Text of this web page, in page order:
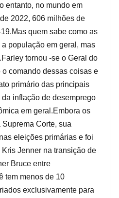
entanto, no mundo em
2022, 606 milhões de
quem sabe como as
população em geral, mas
tornou -se o Geral do
comando dessas coisas e
primário das principais
inflação de desemprego
em geral.Embora os
Corte, sua
eleições primárias e foi
Jenner na transição de
Bruce entre
tem menos de 10
exclusivamente para